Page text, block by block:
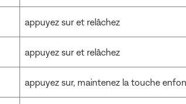
appuyez sur et relâchez
appuyez sur et relâchez
appuyez sur, maintenez la touche